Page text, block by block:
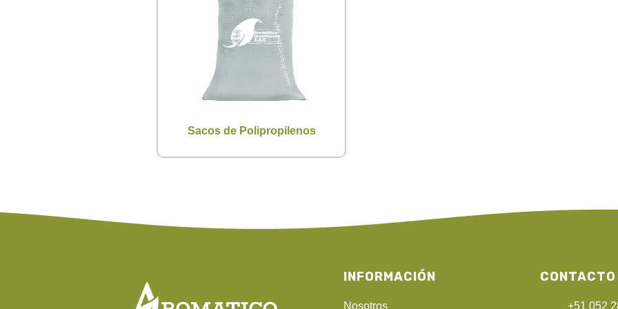
Sacos de Polipropilenos
INFORMACIÓN
Nosotros
CONTACTO
+51 052